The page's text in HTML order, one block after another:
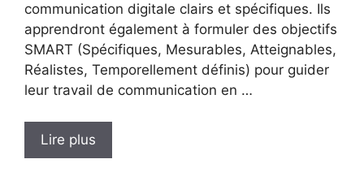
communication digitale clairs et spécifiques. Ils
apprendront également à formuler des objectifs
SMART (Spécifiques, Mesurables, Atteignables,
Réalistes, Temporellement définis) pour guider
leur travail de communication en …
Lire plus